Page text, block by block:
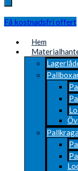
Få kostnadsfri offert
Hem